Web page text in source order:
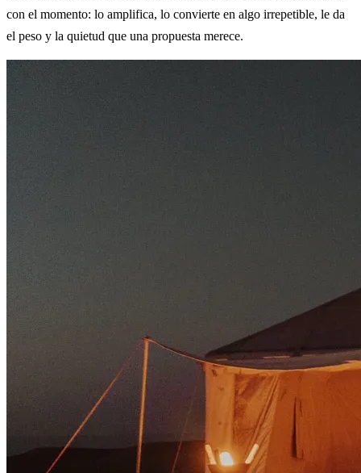
con el momento: lo amplifica, lo convierte en algo irrepetible, le da
el peso y la quietud que una propuesta merece.